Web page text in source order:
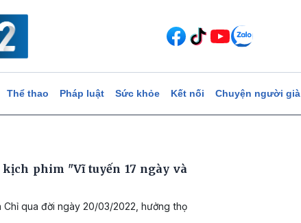
Thể thao Pháp luật Sức khỏe Kết nối Chuyện người già
phim "Vĩ tuyến 17 ngày và
qua đời ngày 20/03/2022, hưởng thọ